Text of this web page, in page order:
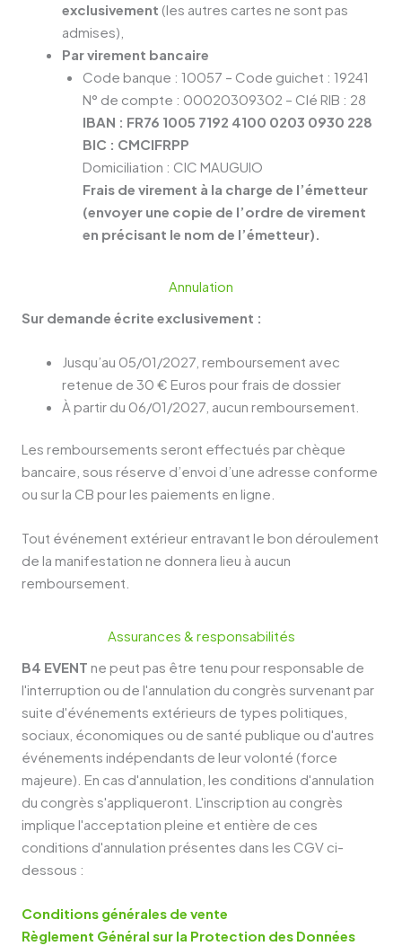
exclusivement (les autres cartes ne sont pas
admises),
Par virement bancaire
Code banque : 10057 – Code guichet : 19241
N° de compte : 00020309302 – Clé RIB : 28
IBAN : FR76 1005 7192 4100 0203 0930 228
BIC : CMCIFRPP
Domiciliation : CIC MAUGUIO
Frais de virement à la charge de l’émetteur
(envoyer une copie de l’ordre de virement
en précisant le nom de l’émetteur).
Annulation
Sur demande écrite exclusivement :
Jusqu’au 05/01/2027, remboursement avec
retenue de 30 € Euros pour frais de dossier
À partir du 06/01/2027, aucun remboursement.
Les remboursements seront effectués par chèque
bancaire, sous réserve d’envoi d’une adresse conforme
ou sur la CB pour les paiements en ligne.
Tout événement extérieur entravant le bon déroulement
de la manifestation ne donnera lieu à aucun
remboursement.
Assurances & responsabilités
B4 EVENT ne peut pas être tenu pour responsable de
l'interruption ou de l'annulation du congrès survenant par
suite d'événements extérieurs de types politiques,
sociaux, économiques ou de santé publique ou d'autres
événements indépendants de leur volonté (force
majeure). En cas d'annulation, les conditions d'annulation
du congrès s'appliqueront. L'inscription au congrès
implique l'acceptation pleine et entière de ces
conditions d'annulation présentes dans les CGV ci-
dessous :
Conditions générales de vente
Règlement Général sur la Protection des Données